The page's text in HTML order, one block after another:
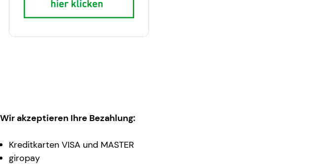
Wir akzeptieren Ihre Bezahlung:
Kreditkarten VISA und MASTER
giropay